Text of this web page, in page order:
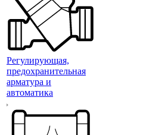
Регулирующая,
предохранительная
арматура и
автоматика